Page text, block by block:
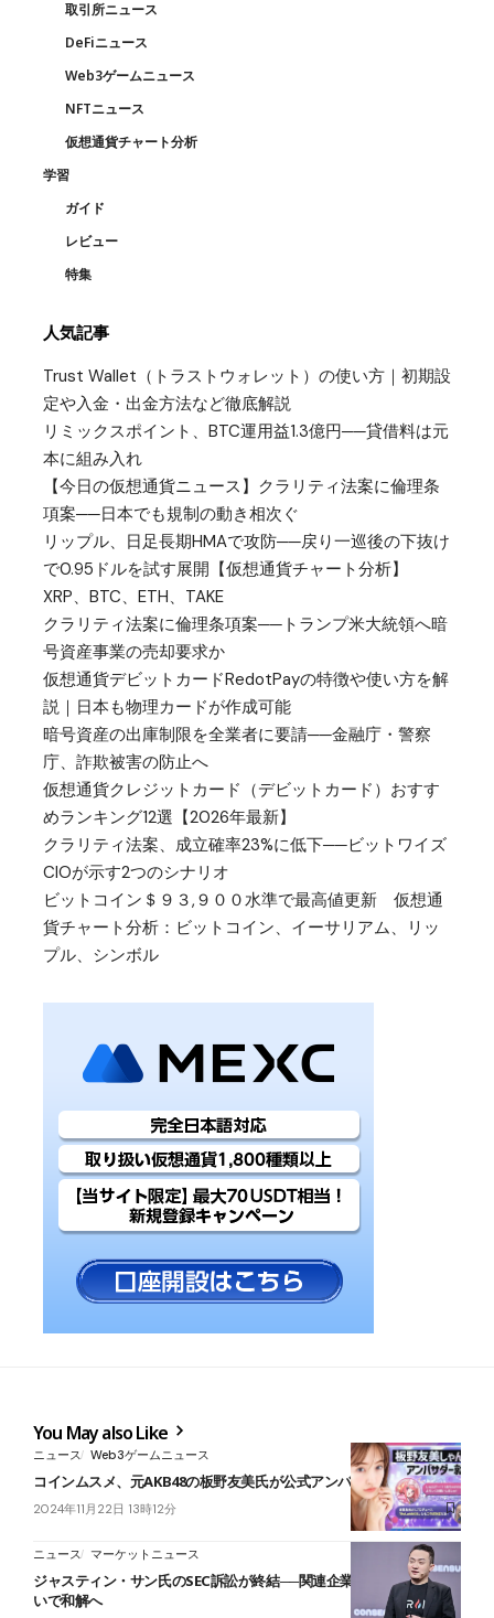
取引所ニュース
DeFiニュース
Web3ゲームニュース
NFTニュース
仮想通貨チャート分析
学習
ガイド
レビュー
特集
人気記事
Trust Wallet（トラストウォレット）の使い方｜初期設
定や入金・出金方法など徹底解説
リミックスポイント、BTC運用益1.3億円──貸借料は元
本に組み入れ
【今日の仮想通貨ニュース】クラリティ法案に倫理条
項案──日本でも規制の動き相次ぐ
リップル、日足長期HMAで攻防──戻り一巡後の下抜け
で0.95ドルを試す展開【仮想通貨チャート分析】
XRP、BTC、ETH、TAKE
クラリティ法案に倫理条項案──トランプ米大統領へ暗
号資産事業の売却要求か
仮想通貨デビットカードRedotPayの特徴や使い方を解
説｜日本も物理カードが作成可能
暗号資産の出庫制限を全業者に要請──金融庁・警察
庁、詐欺被害の防止へ
仮想通貨クレジットカード（デビットカード）おすす
めランキング12選【2026年最新】
クラリティ法案、成立確率23%に低下──ビットワイズ
CIOが示す2つのシナリオ
ビットコイン＄９３,９００水準で最高値更新 仮想通
貨チャート分析：ビットコイン、イーサリアム、リッ
プル、シンボル
You May also Like
ニュース Web3ゲームニュース
コインムスメ、元AKB48の板野友美氏が公式アンバサダーに就任
2024年11月22日 13時12分
ニュース マーケットニュース
ジャスティン・サン氏のSEC訴訟が終結──関連企業が約15億円支払
いで和解へ